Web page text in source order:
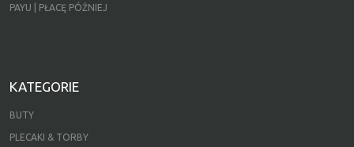
PAYU | PŁACĘ PÓŹNIEJ
KATEGORIE
BUTY
PLECAKI & TORBY